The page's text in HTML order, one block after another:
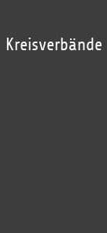
Kreisverbände